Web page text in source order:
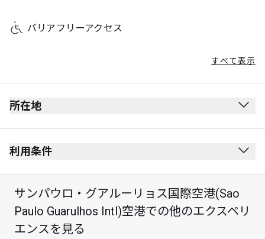
バリアフリーアクセス
すべて表示
所在地
出発ロビー
保安検査を受けた後にあります。
Mezzanine階
ラウンジは左側にあります。
利用条件
最大滞在可能時間：3時間
カード保持者1名様につき最大Unlimited名様まで
サンパウロ・グアルーリョス国際空港(Sao
Paulo Guarulhos Intl)空港での他のエクスペリ
エンスを見る